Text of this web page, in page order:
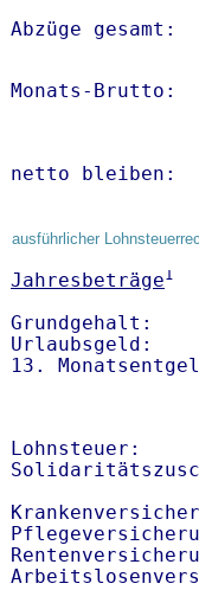
Abzüge
netto
ausführlicher
Jahresbeträge1
Grundgehalt:
Urlaubsgeld:
Lohnsteuer: